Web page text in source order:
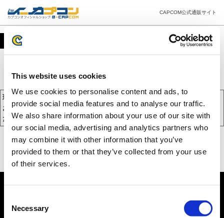
This website uses cookies
We use cookies to personalise content and ads, to
provide social media features and to analyse our traffic.
We also share information about your use of our site with
our social media, advertising and analytics partners who
may combine it with other information that you’ve
provided to them or that they’ve collected from your use
of their services.
Selection
Necessary
CAPCOM公式通販サイト
カート
現在、カートには商品が入っておりません。
お買い物を続けるには下の 「お買い物を続ける」 をクリックしてく
ださい。